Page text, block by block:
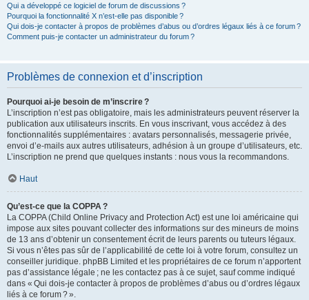
Qui a développé ce logiciel de forum de discussions ?
Pourquoi la fonctionnalité X n’est-elle pas disponible ?
Qui dois-je contacter à propos de problèmes d’abus ou d’ordres légaux liés à ce forum ?
Comment puis-je contacter un administrateur du forum ?
Problèmes de connexion et d’inscription
Pourquoi ai-je besoin de m’inscrire ?
L’inscription n’est pas obligatoire, mais les administrateurs peuvent réserver la
publication aux utilisateurs inscrits. En vous inscrivant, vous accédez à des
fonctionnalités supplémentaires : avatars personnalisés, messagerie privée,
envoi d’e-mails aux autres utilisateurs, adhésion à un groupe d’utilisateurs, etc.
L’inscription ne prend que quelques instants : nous vous la recommandons.
Haut
Qu’est-ce que la COPPA ?
La COPPA (Child Online Privacy and Protection Act) est une loi américaine qui
impose aux sites pouvant collecter des informations sur des mineurs de moins
de 13 ans d’obtenir un consentement écrit de leurs parents ou tuteurs légaux.
Si vous n’êtes pas sûr de l’applicabilité de cette loi à votre forum, consultez un
conseiller juridique. phpBB Limited et les propriétaires de ce forum n’apportent
pas d’assistance légale ; ne les contactez pas à ce sujet, sauf comme indiqué
dans « Qui dois-je contacter à propos de problèmes d’abus ou d’ordres légaux
liés à ce forum ? ».